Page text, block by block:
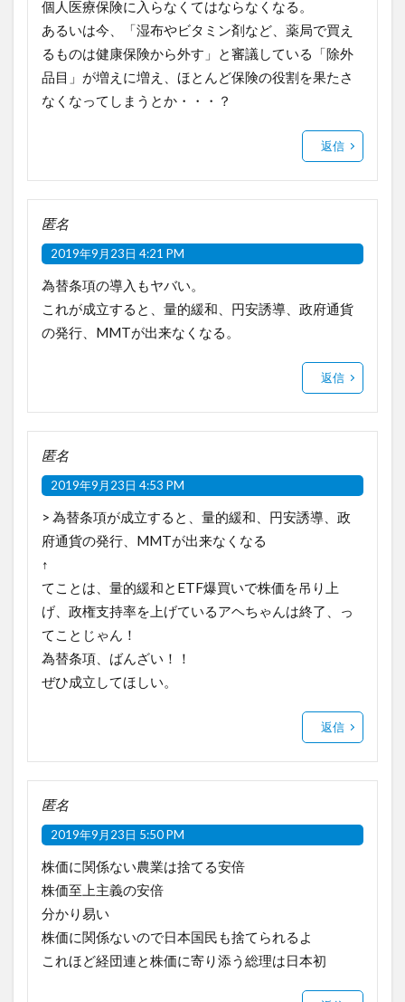
個人医療保険に入らなくてはならなくなる。
あるいは今、「湿布やビタミン剤など、薬局で買え
るものは健康保険から外す」と審議している「除外
品目」が増えに増え、ほとんど保険の役割を果たさ
なくなってしまうとか・・・？
返信
匿名
2019年9月23日 4:21 PM
為替条項の導入もヤバい。
これが成立すると、量的緩和、円安誘導、政府通貨
の発行、MMTが出来なくなる。
返信
匿名
2019年9月23日 4:53 PM
> 為替条項が成立すると、量的緩和、円安誘導、政
府通貨の発行、MMTが出来なくなる
↑
てことは、量的緩和とETF爆買いで株価を吊り上
げ、政権支持率を上げているアヘちゃんは終了、っ
てことじゃん！
為替条項、ばんざい！！
ぜひ成立してほしい。
返信
匿名
2019年9月23日 5:50 PM
株価に関係ない農業は捨てる安倍
株価至上主義の安倍
分かり易い
株価に関係ないので日本国民も捨てられるよ
これほど経団連と株価に寄り添う総理は日本初